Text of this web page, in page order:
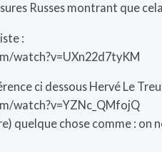
Russes montrant que
:
watch?v=UXn22d7tyKM
ci dessous Hervé Le
watch?v=YZNc_QMfojQ
quelque chose comme : on